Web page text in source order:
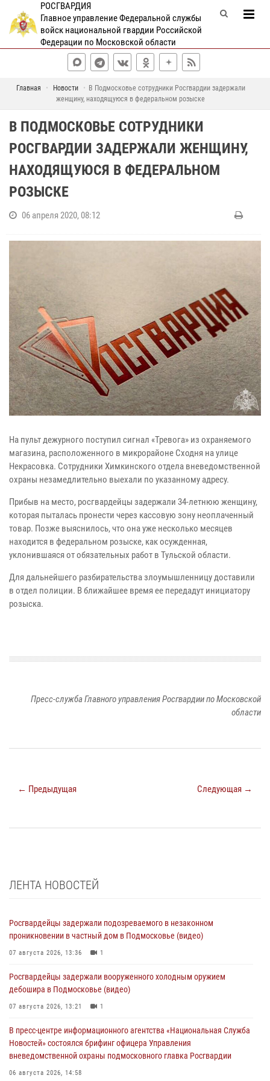
РОСГВАРДИЯ
Главное управление Федеральной службы
войск национальной гвардии Российской
Федерации по Московской области
Главная Новости
В Подмосковье сотрудники Росгвардии задержали
женщину, находящуюся в федеральном розыске
В ПОДМОСКОВЬЕ СОТРУДНИКИ
РОСГВАРДИИ ЗАДЕРЖАЛИ ЖЕНЩИНУ,
НАХОДЯЩУЮСЯ В ФЕДЕРАЛЬНОМ
РОЗЫСКЕ
06 апреля 2020, 08:12
На пульт дежурного поступил сигнал «Тревога» из охраняемого
магазина, расположенного в микрорайоне Сходня на улице
Некрасовка. Сотрудники Химкинского отдела вневедомственной
охраны незамедлительно выехали по указанному адресу.
Прибыв на место, росгвардейцы задержали 34-летнюю женщину,
которая пыталась пронести через кассовую зону неоплаченный
товар. Позже выяснилось, что она уже несколько месяцев
находится в федеральном розыске, как осужденная,
уклонившаяся от обязательных работ в Тульской области.
Для дальнейшего разбирательства злоумышленницу доставили
в отдел полиции. В ближайшее время ее передадут инициатору
розыска.
Пресс-служба Главного управления Росгвардии по Московской
области
← Предыдущая Следующая →
ЛЕНТА НОВОСТЕЙ
Росгвардейцы задержали подозреваемого в незаконном
проникновении в частный дом в Подмосковье (видео)
07 августа 2026, 13:36 1
Росгвардейцы задержали вооруженного холодным оружием
дебошира в Подмосковье (видео)
07 августа 2026, 13:21 1
В пресс-центре информационного агентства «Национальная Служба
Новостей» состоялся брифинг офицера Управления
вневедомственной охраны подмосковного главка Росгвардии
06 августа 2026, 14:58